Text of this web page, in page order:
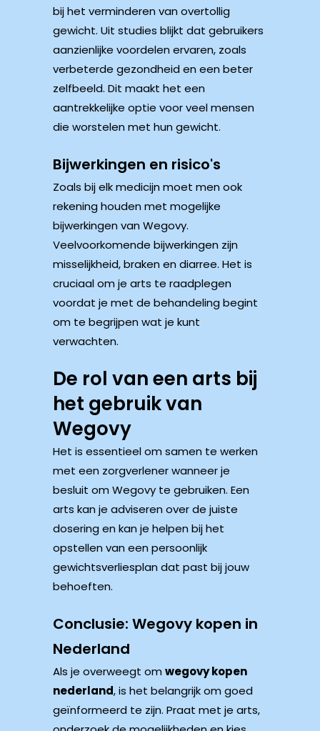
bij het verminderen van overtollig
gewicht. Uit studies blijkt dat gebruikers
aanzienlijke voordelen ervaren, zoals
verbeterde gezondheid en een beter
zelfbeeld. Dit maakt het een
aantrekkelijke optie voor veel mensen
die worstelen met hun gewicht.
Bijwerkingen en risico's
Zoals bij elk medicijn moet men ook
rekening houden met mogelijke
bijwerkingen van Wegovy.
Veelvoorkomende bijwerkingen zijn
misselijkheid, braken en diarree. Het is
cruciaal om je arts te raadplegen
voordat je met de behandeling begint
om te begrijpen wat je kunt
verwachten.
De rol van een arts bij
het gebruik van
Wegovy
Het is essentieel om samen te werken
met een zorgverlener wanneer je
besluit om Wegovy te gebruiken. Een
arts kan je adviseren over de juiste
dosering en kan je helpen bij het
opstellen van een persoonlijk
gewichtsverliesplan dat past bij jouw
behoeften.
Conclusie: Wegovy kopen in
Nederland
Als je overweegt omwegovy kopen
nederland, is het belangrijk om goed
geïnformeerd te zijn. Praat met je arts,